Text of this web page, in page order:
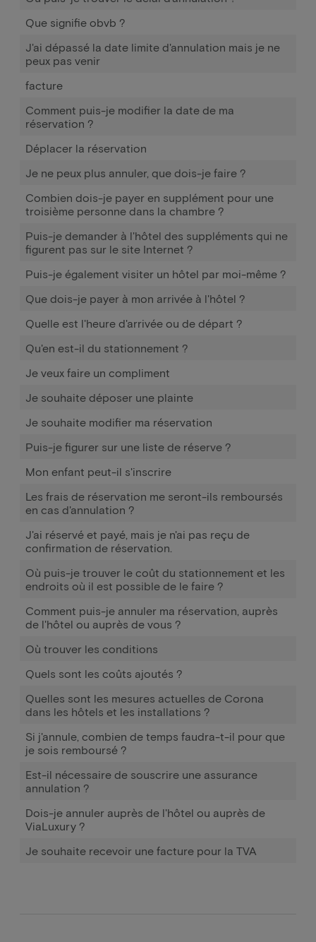
Que signifie obvb ?
J'ai dépassé la date limite d'annulation mais je ne
peux pas venir
facture
Comment puis-je modifier la date de ma
réservation ?
Déplacer la réservation
Je ne peux plus annuler, que dois-je faire ?
Combien dois-je payer en supplément pour une
troisième personne dans la chambre ?
Puis-je demander à l'hôtel des suppléments qui ne
figurent pas sur le site Internet ?
Puis-je également visiter un hôtel par moi-même ?
Que dois-je payer à mon arrivée à l'hôtel ?
Quelle est l'heure d'arrivée ou de départ ?
Qu'en est-il du stationnement ?
Je veux faire un compliment
Je souhaite déposer une plainte
Je souhaite modifier ma réservation
Puis-je figurer sur une liste de réserve ?
Mon enfant peut-il s'inscrire
Les frais de réservation me seront-ils remboursés
en cas d'annulation ?
J'ai réservé et payé, mais je n'ai pas reçu de
confirmation de réservation.
Où puis-je trouver le coût du stationnement et les
endroits où il est possible de le faire ?
Comment puis-je annuler ma réservation, auprès
de l'hôtel ou auprès de vous ?
Où trouver les conditions
Quels sont les coûts ajoutés ?
Quelles sont les mesures actuelles de Corona
dans les hôtels et les installations ?
Si j'annule, combien de temps faudra-t-il pour que
je sois remboursé ?
Est-il nécessaire de souscrire une assurance
annulation ?
Dois-je annuler auprès de l'hôtel ou auprès de
ViaLuxury ?
Je souhaite recevoir une facture pour la TVA